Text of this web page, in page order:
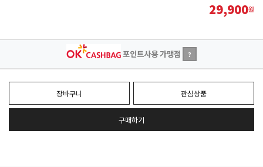
29,900원
포인트사용 가맹점 ?
장바구니 관심상품
구매하기